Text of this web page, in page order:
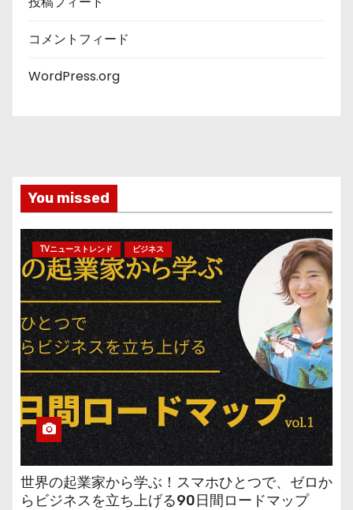
コメントフィード
WordPress.org
You missed
TVニューストレンド ビジネス
世界の起業家から学ぶ！スマホひとつで、ゼロか
らビジネスを立ち上げる90日間ロードマップ